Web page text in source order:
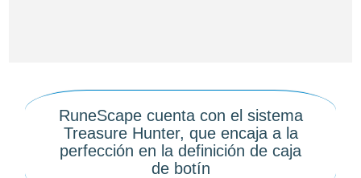
RuneScape cuenta con el sistema
Treasure Hunter, que encaja a la
perfección en la definición de caja
de botín